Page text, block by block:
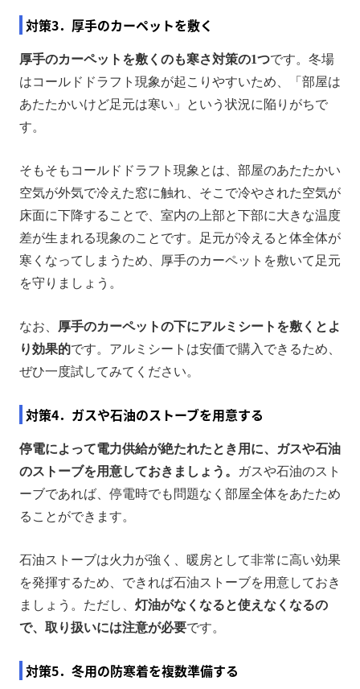
対策3．厚手のカーペットを敷く
厚手のカーペットを敷くのも寒さ対策の1つです。冬場
はコールドドラフト現象が起こりやすいため、「部屋は
あたたかいけど足元は寒い」という状況に陥りがちで
す。
そもそもコールドドラフト現象とは、部屋のあたたかい
空気が外気で冷えた窓に触れ、そこで冷やされた空気が
床面に下降することで、室内の上部と下部に大きな温度
差が生まれる現象のことです。足元が冷えると体全体が
寒くなってしまうため、厚手のカーペットを敷いて足元
を守りましょう。
なお、
厚手のカーペットの下にアルミシートを敷くとよ
り効果的です。アルミシートは安価で購入できるため、
ぜひ一度試してみてください。
対策4．ガスや石油のストーブを用意する
停電によって電力供給が絶たれたとき用に、ガスや石油
のストーブを用意しておきましょう。
ガスや石油のスト
ーブであれば、停電時でも問題なく部屋全体をあたため
ることができます。
石油ストーブは火力が強く、暖房として非常に高い効果
を発揮するため、できれば石油ストーブを用意しておき
ましょう。ただし、 灯油がなくなると使えなくなるの
で、取り扱いには注意が必要です。
対策5．冬用の防寒着を複数準備する